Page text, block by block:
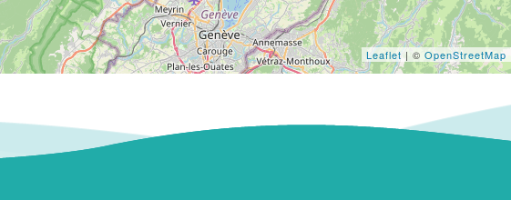
Leaflet | © OpenStreetMap